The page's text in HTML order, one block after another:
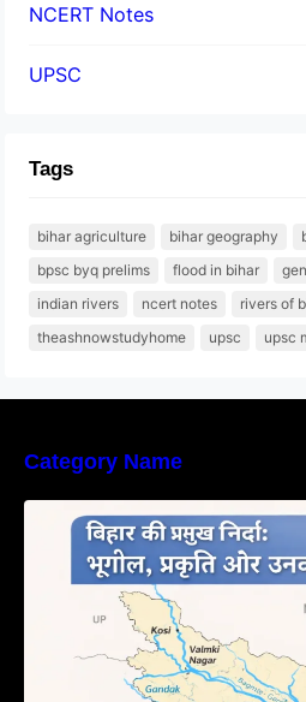
NCERT Notes
UPSC
Tags
bihar agriculture bihar geography
bpsc byq prelims
flood in bihar
indian rivers
ncert notes
rivers of
theashnowstudyhome
upsc upsc
Category Name
बिहार की नदियों का
Rivers in Bihar